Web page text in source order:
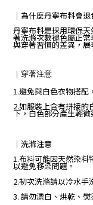
｜ 為什麼丹寧布料會退
丹寧布料是採用環保
著洗滌次數褪色屬正
與穿著習慣的差異，
｜ 穿著注意
1.避免與白色衣物搭配
2.如服裝上含有拼接
下，白色部分產生輕
｜ 洗滌注意
1.布料可能因天然染料
以避免移染問題。
2.初次洗滌請以冷水手
3. 請勿漂白、烘乾、